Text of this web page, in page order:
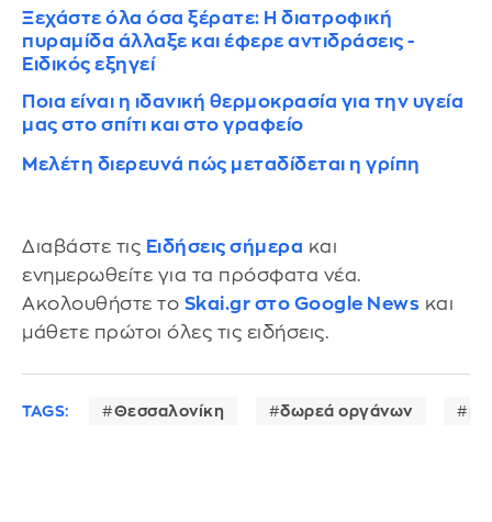
Ξεχάστε όλα όσα ξέρατε: Η διατροφική
πυραμίδα άλλαξε και έφερε αντιδράσεις -
Ειδικός εξηγεί
Ποια είναι η ιδανική θερμοκρασία για την υγεία
μας στο σπίτι και στο γραφείο
Μελέτη διερευνά πώς μεταδίδεται η γρίπη
Διαβάστε τις Ειδήσεις σήμερα και
ενημερωθείτε για τα πρόσφατα νέα.
Ακολουθήστε το Skai.gr στο Google News και
μάθετε πρώτοι όλες τις ειδήσεις.
TAGS: Θεσσαλονίκη δωρεά οργάνων